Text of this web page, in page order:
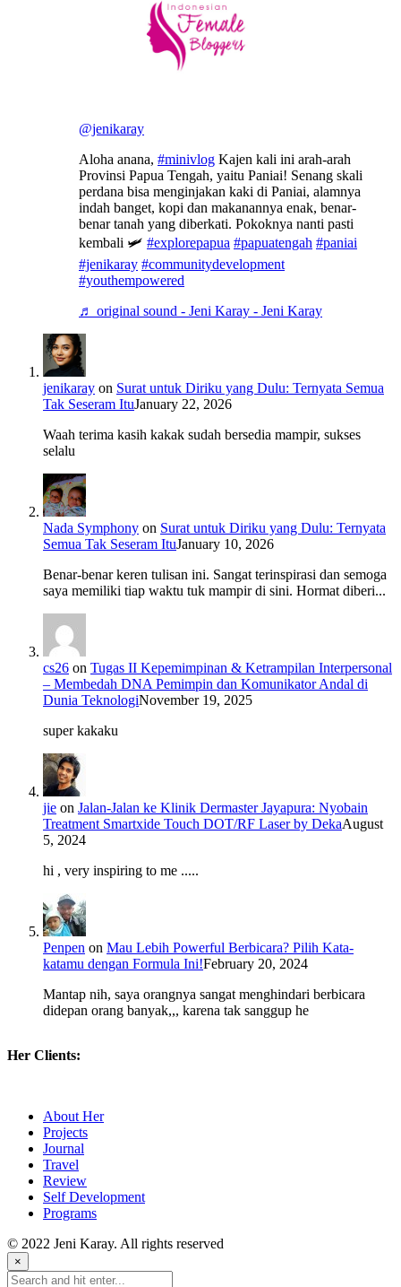
@jenikaray
Aloha anana, #minivlog Kajen kali ini arah-arah
Provinsi Papua Tengah, yaitu Paniai! Senang skali
perdana bisa menginjakan kaki di Paniai, alamnya
indah banget, kopi dan makanannya enak, benar-
benar tanah yang diberkati. Pokoknya nanti pasti
kembali 🛩️ #explorepapua #papuatengah #paniai
#jenikaray #communitydevelopment
#youthempowered
♬ original sound - Jeni Karay - Jeni Karay
jenikaray on Surat untuk Diriku yang Dulu: Ternyata Semua
Tak Seseram ItuJanuary 22, 2026
Waah terima kasih kakak sudah bersedia mampir, sukses
selalu
Nada Symphony on Surat untuk Diriku yang Dulu: Ternyata
Semua Tak Seseram ItuJanuary 10, 2026
Benar-benar keren tulisan ini. Sangat terinspirasi dan semoga
saya memiliki tiap waktu tuk mampir di sini. Hormat diberi...
cs26 on Tugas II Kepemimpinan & Ketrampilan Interpersonal
– Membedah DNA Pemimpin dan Komunikator Andal di
Dunia TeknologiNovember 19, 2025
super kakaku
jie on Jalan-Jalan ke Klinik Dermaster Jayapura: Nyobain
Treatment Smartxide Touch DOT/RF Laser by DekaAugust
5, 2024
hi , very inspiring to me .....
Penpen on Mau Lebih Powerful Berbicara? Pilih Kata-
katamu dengan Formula Ini!February 20, 2024
Mantap nih, saya orangnya sangat menghindari berbicara
didepan orang banyak,,, karena tak sanggup he
Her Clients:
About Her
Projects
Journal
Travel
Review
Self Development
Programs
© 2022 Jeni Karay. All rights reserved
×